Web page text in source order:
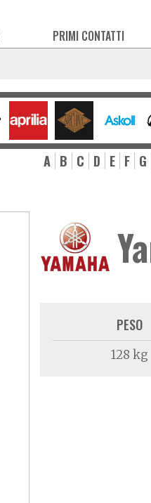
PRIMI CONTATTI
A B C D E F G
PESO
128 kg